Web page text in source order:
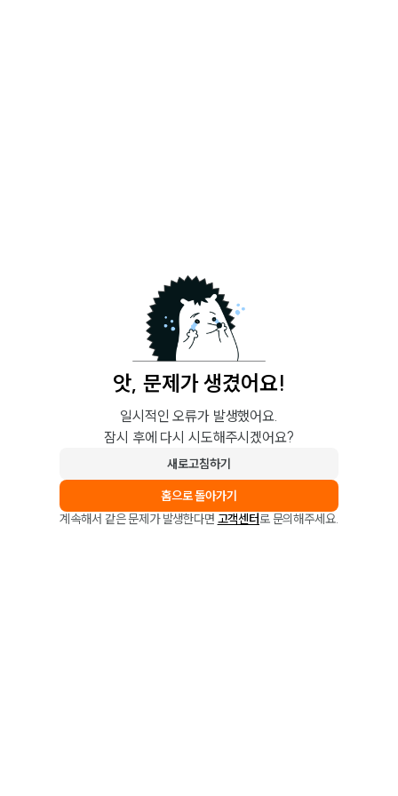
앗, 문제가 생겼어요!
일시적인 오류가 발생했어요.
잠시 후에 다시 시도해주시겠어요?
새로고침하기
홈으로 돌아가기
계속해서 같은 문제가 발생한다면 고객센터로 문의해주세요.